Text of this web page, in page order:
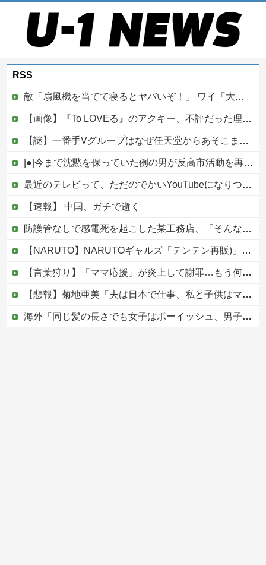
RSS
敵「扇風機を当てて寝るとヤバいぞ！」 ワイ「大丈夫やろｗｗｗ」扇風機ポチー
【画像】『To LOVEる』のアクキー、不評だった理由が明確すぎる
【謎】一番手Vグループはなぜ任天堂からあそこまで寵愛されるんだ？
|●|今まで沈黙を保っていた例の男が反高市活動を再開した模様、財務省を手を組んでの返り咲きが狙いか？
最近のテレビって、ただのでかいYouTubeになりつつあるよな他
【速報】 中国、ガチで逝く
防護管なしで感電死を起こした某工務店、「そんな危険な現場お断りしますわ!と断って正解やったわ」と業者が業界事情を告白
【NARUTO】NARUTOギャルズ「テンテン再販)」フィギュア【明日予約開始】
【言葉狩り】「ママ応援」が炎上して謝罪…もう何も言えない
【悲報】菊地亜美「夫は日本で仕事、私と子供はマレーシア、夫は毎月会いに来る」←これどう思う？
海外「同じ髪の長さでも女子はボーイッシュ、男子は女っぽい扱いになる」呼び名が逆転する境界線あるある…？